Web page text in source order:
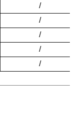
/
/
/
/
/